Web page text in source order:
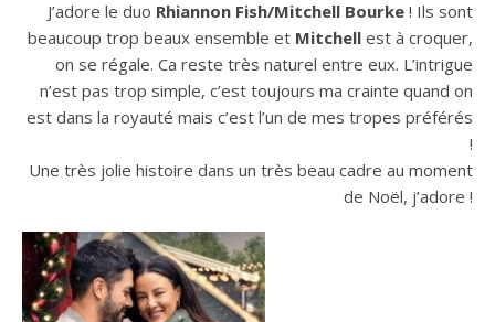
J’adore le duo Rhiannon Fish/Mitchell Bourke ! Ils sont
beaucoup trop beaux ensemble et Mitchell est à croquer,
on se régale. Ca reste très naturel entre eux. L’intrigue
n’est pas trop simple, c’est toujours ma crainte quand on
est dans la royauté mais c’est l’un de mes tropes préférés
!
Une très jolie histoire dans un très beau cadre au moment
de Noël, j’adore !